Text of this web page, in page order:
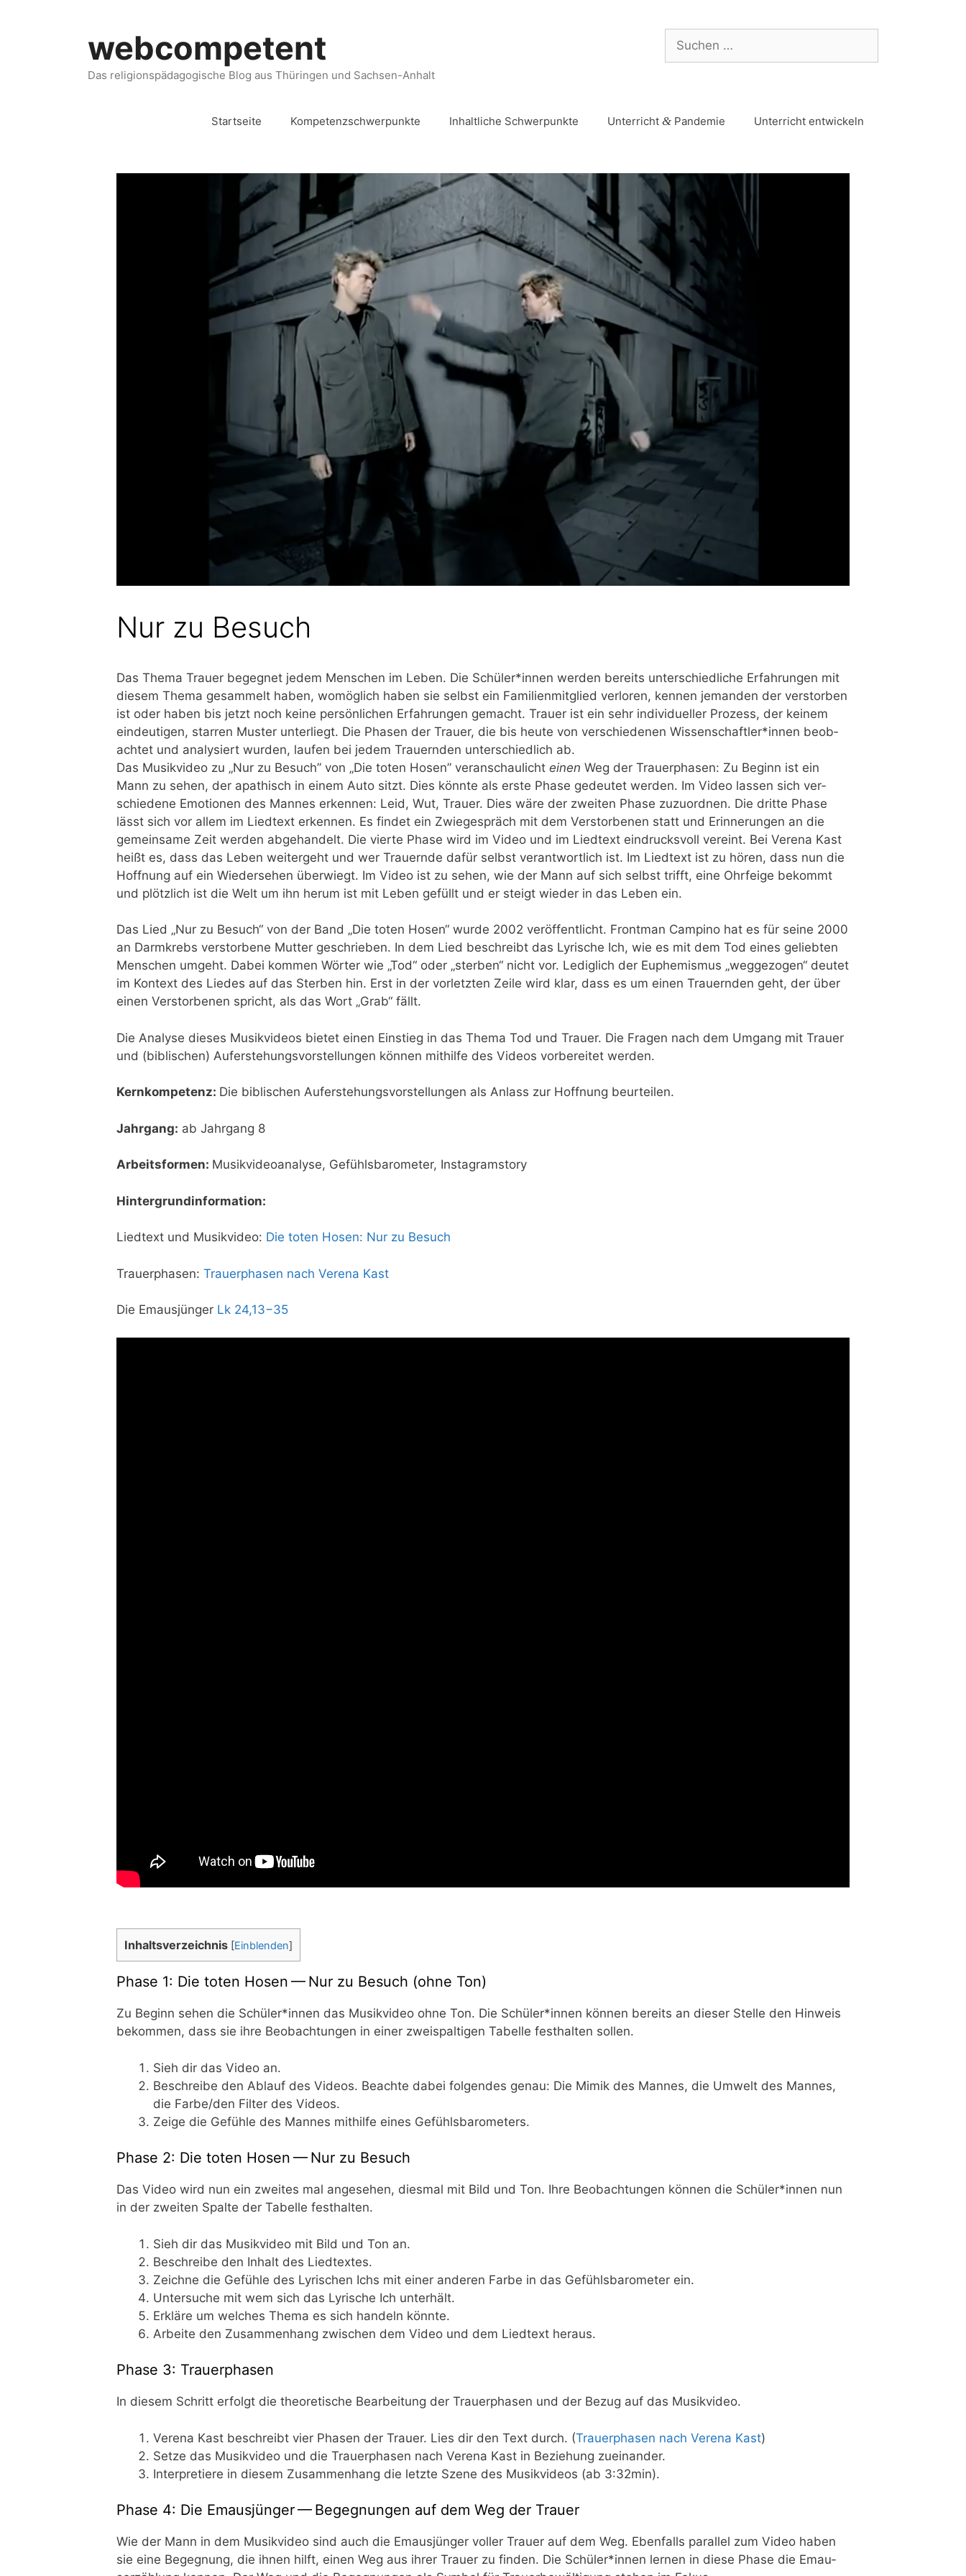
webcompetent
Das religionspädagogische Blog aus Thüringen und Sachsen-Anhalt
Startseite Kompetenzschwerpunkte Inhaltliche Schwerpunkte Unterricht & Pandemie Unterricht entwickeln
Nur zu Besuch
Das The­ma Trau­er begeg­net jedem Men­schen im Leben. Die Schüler*innen wer­den bereits unter­schied­li­che Erfah­run­gen mit
die­sem The­ma gesam­melt haben, womög­lich haben sie selbst ein Fami­li­en­mit­glied ver­lo­ren, ken­nen jeman­den der ver­stor­ben
ist oder haben bis jetzt noch kei­ne per­sön­li­chen Erfah­run­gen gemacht. Trau­er ist ein sehr indi­vi­du­el­ler Pro­zess, der kei­nem
ein­deu­ti­gen, star­ren Mus­ter unter­liegt. Die Pha­sen der Trau­er, die bis heu­te von ver­schie­de­nen Wissenschaftler*innen beob­
ach­tet und ana­ly­siert wur­den, lau­fen bei jedem Trau­ern­den unter­schied­lich ab.
Das Musik­vi­deo zu „Nur zu Besuch” von „Die toten Hosen” ver­an­schau­licht einen Weg der Trau­er­pha­sen: Zu Beginn ist ein
Mann zu sehen, der apa­thisch in einem Auto sitzt. Dies könn­te als ers­te Pha­se gedeu­tet wer­den. Im Video las­sen sich ver­
schie­de­ne Emo­tio­nen des Man­nes erken­nen: Leid, Wut, Trau­er. Dies wäre der zwei­ten Pha­se zuzu­ord­nen. Die drit­te Pha­se
lässt sich vor allem im Lied­text erken­nen. Es fin­det ein Zwie­ge­spräch mit dem Ver­stor­be­nen statt und Erin­ne­run­gen an die
gemein­sa­me Zeit wer­den abge­han­delt. Die vier­te Pha­se wird im Video und im Lied­text ein­drucks­voll ver­eint. Bei Vere­na Kast
heißt es, dass das Leben wei­ter­geht und wer Trau­ern­de dafür selbst ver­ant­wort­lich ist. Im Lied­text ist zu hören, dass nun die
Hoff­nung auf ein Wie­der­se­hen über­wiegt. Im Video ist zu sehen, wie der Mann auf sich selbst trifft, eine Ohr­fei­ge bekommt
und plötz­lich ist die Welt um ihn her­um ist mit Leben gefüllt und er steigt wie­der in das Leben ein.
Das Lied „Nur zu Besuch“ von der Band „Die toten Hosen“ wur­de 2002 ver­öf­fent­licht. Front­man Cam­pi­no hat es für sei­ne 2000
an Darm­krebs ver­stor­be­ne Mut­ter geschrie­ben. In dem Lied beschreibt das Lyri­sche Ich, wie es mit dem Tod eines gelieb­ten
Men­schen umgeht. Dabei kom­men Wör­ter wie „Tod“ oder „ster­ben“ nicht vor. Ledig­lich der Euphe­mis­mus „weg­ge­zo­gen“ deu­tet
im Kon­text des Lie­des auf das Ster­ben hin. Erst in der vor­letz­ten Zei­le wird klar, dass es um einen Trau­ern­den geht, der über
einen Ver­stor­be­nen spricht, als das Wort „Grab“ fällt.
Die Ana­ly­se die­ses Musik­vi­de­os bie­tet einen Ein­stieg in das The­ma Tod und Trau­er. Die Fra­gen nach dem Umgang mit Trau­er
und (bibli­schen) Auf­er­ste­hungs­vor­stel­lun­gen kön­nen mit­hil­fe des Vide­os vor­be­rei­tet werden.
Kern­kom­pe­tenz: Die bibli­schen Auf­er­ste­hungs­vor­stel­lun­gen als Anlass zur Hoff­nung beurteilen.
Jahr­gang: ab Jahr­gang 8
Arbeits­for­men: Musik­vi­deo­ana­ly­se, Gefühls­ba­ro­me­ter, Instagramstory
Hin­ter­grund­in­for­ma­ti­on:
Lied­text und Musik­vi­deo: Die toten Hosen: Nur zu Besuch
Trau­er­pha­sen: Trau­er­pha­sen nach Vere­na Kast
Die Emaus­jün­ger Lk 24,13−35
Inhalts­ver­zeich­nis [Einblenden]
Phase 1: Die toten Hosen — Nur zu Besuch (ohne Ton)
Zu Beginn sehen die Schüler*innen das Musik­vi­deo ohne Ton. Die Schüler*innen kön­nen bereits an die­ser Stel­le den Hin­weis
bekom­men, dass sie ihre Beob­ach­tun­gen in einer zwei­spal­ti­gen Tabel­le fest­hal­ten sollen.
Sieh dir das Video an.
Beschrei­be den Ablauf des Vide­os. Beach­te dabei fol­gen­des genau: Die Mimik des Man­nes, die Umwelt des Man­nes,
die Farbe/​den Fil­ter des Vide­os.
Zei­ge die Gefüh­le des Man­nes mit­hil­fe eines Gefühls­ba­ro­me­ters.
Phase 2: Die toten Hosen — Nur zu Besuch
Das Video wird nun ein zwei­tes mal ange­se­hen, dies­mal mit Bild und Ton. Ihre Beob­ach­tun­gen kön­nen die Schüler*innen nun
in der zwei­ten Spal­te der Tabel­le festhalten.
Sieh dir das Musik­vi­deo mit Bild und Ton an.
Beschrei­be den Inhalt des Liedtextes.
Zeich­ne die Gefüh­le des Lyri­schen Ichs mit einer ande­ren Far­be in das Gefühls­ba­ro­me­ter ein.
Unter­su­che mit wem sich das Lyri­sche Ich unterhält.
Erklä­re um wel­ches The­ma es sich han­deln könnte.
Arbei­te den Zusam­men­hang zwi­schen dem Video und dem Lied­text heraus.
Phase 3: Trauerphasen
In die­sem Schritt erfolgt die theo­re­ti­sche Bear­bei­tung der Trau­er­pha­sen und der Bezug auf das Musikvideo.
Vere­na Kast beschreibt vier Pha­sen der Trau­er. Lies dir den Text durch. (Trau­er­pha­sen nach Vere­na Kast)
Set­ze das Musik­vi­deo und die Trau­er­pha­sen nach Vere­na Kast in Bezie­hung zueinander.
Inter­pre­tie­re in die­sem Zusam­men­hang die letz­te Sze­ne des Musik­vi­de­os (ab 3:32min).
Phase 4: Die Emausjünger — Begegnungen auf dem Weg der Trauer
Wie der Mann in dem Musik­vi­deo sind auch die Emaus­jün­ger vol­ler Trau­er auf dem Weg. Eben­falls par­al­lel zum Video haben
sie eine Begeg­nung, die ihnen hilft, einen Weg aus ihrer Trau­er zu fin­den. Die Schüler*innen ler­nen in die­se Pha­se die Emau­